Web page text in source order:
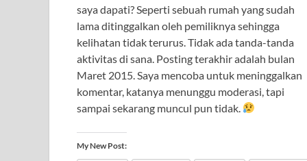
saya dapati? Seperti sebuah rumah yang sudah
lama ditinggalkan oleh pemiliknya sehingga
kelihatan tidak terurus. Tidak ada tanda-tanda
aktivitas di sana. Posting terakhir adalah bulan
Maret 2015. Saya mencoba untuk meninggalkan
komentar, katanya menunggu moderasi, tapi
sampai sekarang muncul pun tidak.
My New Post: